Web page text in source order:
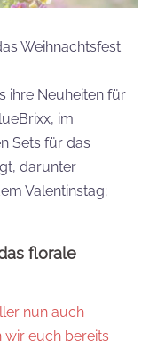
Weihnachtsfest
ihre Neuheiten für
im
Sets für das
darunter
Valentinstag;
florale
nun auch
wir euch bereits